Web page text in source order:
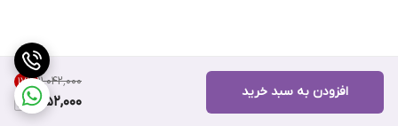
۱۱٬۰۴۲٬۰۰۰ 17%
9,152,000
افزودن به سبد خرید